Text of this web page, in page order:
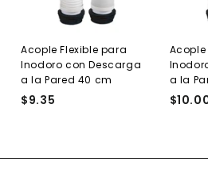
Acople Flexible para
Inodoro con Descarga
a la Pared 40 cm
$9.35
a la